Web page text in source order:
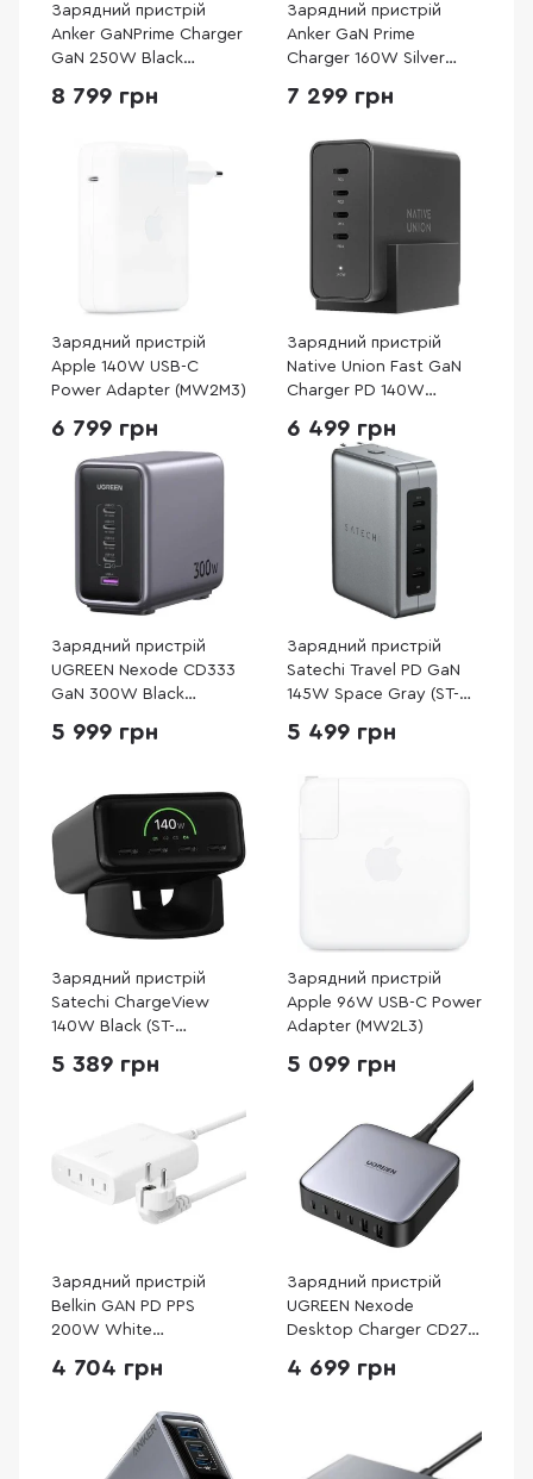
Зарядний пристрій
Anker GaNPrime Charger
GaN 250W Black
8 799 грн
Зарядний пристрій
Anker GaN Prime
Charger 160W Silver
7 299 грн
Зарядний пристрій
Apple 140W USB-C
Power Adapter (MW2M3)
6 799 грн
Зарядний пристрій
Native Union Fast GaN
Charger PD 140W
PD140-BLK-EU)
6 499 грн
Зарядний пристрій
UGREEN Nexode CD333
GaN 300W Black
5 999 грн
Зарядний пристрій
Satechi Travel PD GaN
145W Space Gray (ST-
5 499 грн
Зарядний пристрій
Satechi ChargeView
140W Black (ST-
5 389 грн
Зарядний пристрій
Apple 96W USB-C Power
Adapter (MW2L3)
5 099 грн
Зарядний пристрій
Belkin GAN PD PPS
200W White
4 704 грн
Зарядний пристрій
UGREEN Nexode
Desktop Charger CD271
(40914)
4 699 грн